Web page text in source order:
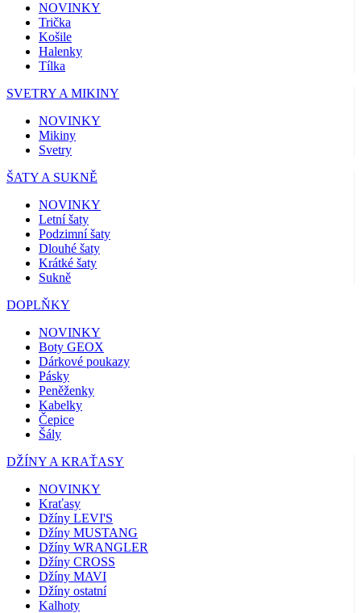
NOVINKY
Trička
Košile
Halenky
Tílka
SVETRY A MIKINY
NOVINKY
Mikiny
Svetry
ŠATY A SUKNĚ
NOVINKY
Letní šaty
Podzimní šaty
Dlouhé šaty
Krátké šaty
Sukně
DOPLŇKY
NOVINKY
Boty GEOX
Dárkové poukazy
Pásky
Peněženky
Kabelky
Čepice
Šály
DŽÍNY A KRAŤASY
NOVINKY
Kraťasy
Džíny LEVI'S
Džíny MUSTANG
Džíny WRANGLER
Džíny CROSS
Džíny MAVI
Džíny ostatní
Kalhoty